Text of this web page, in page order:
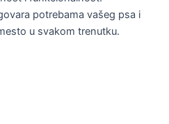
potrebama vašeg psa i
u svakom trenutku.